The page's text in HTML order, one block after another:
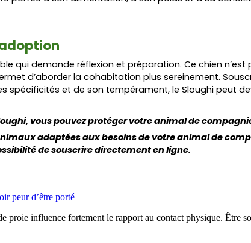
qui demande réflexion et préparation. Ce chien
d’aborder la cohabitation plus sereinement.
spécificités et de son tempérament, le Sloughi peut
, vous pouvez protéger votre animal de
adaptées aux besoins de votre animal de
de souscrire directement en ligne.
peur d’être porté
influence fortement le rapport au contact physique. Être